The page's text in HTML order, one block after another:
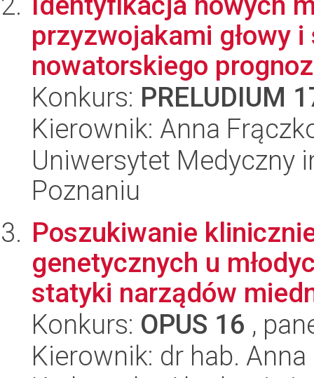
przyzwojakami głowy
nowatorskiego
Konkurs: PRELUDIUM
Kierownik: Anna
Uniwersytet Medyczny
Poznaniu
Poszukiwanie
genetycznych u
statyki narządów
Konkurs: OPUS 16 ,
Kierownik: dr hab.